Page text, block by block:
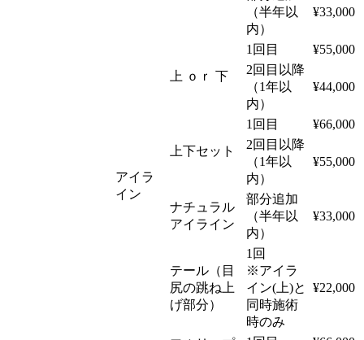
（半年以
内）
¥33,000
アイラ
イン
上 ｏｒ 下
1回目
¥55,000
2回目以降
（1年以
内）
¥44,000
上下セット
1回目
¥66,000
2回目以降
（1年以
内）
¥55,000
ナチュラル
アイライン
部分追加
（半年以
内）
¥33,000
テール（目
尻の跳ね上
げ部分）
1回
※アイラ
イン(上)と
同時施術
時のみ
¥22,000